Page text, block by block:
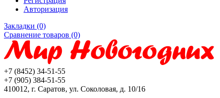
Авторизация
Закладки (0)
Сравнение товаров (0)
+7 (8452) 34-51-55
+7 (905) 384-51-55
410012, г. Саратов, ул. Соколовая, д. 10/16